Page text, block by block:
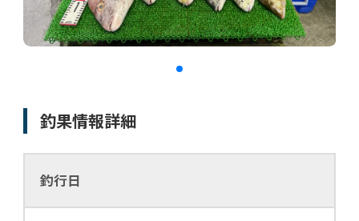
釣果情報詳細
釣行日